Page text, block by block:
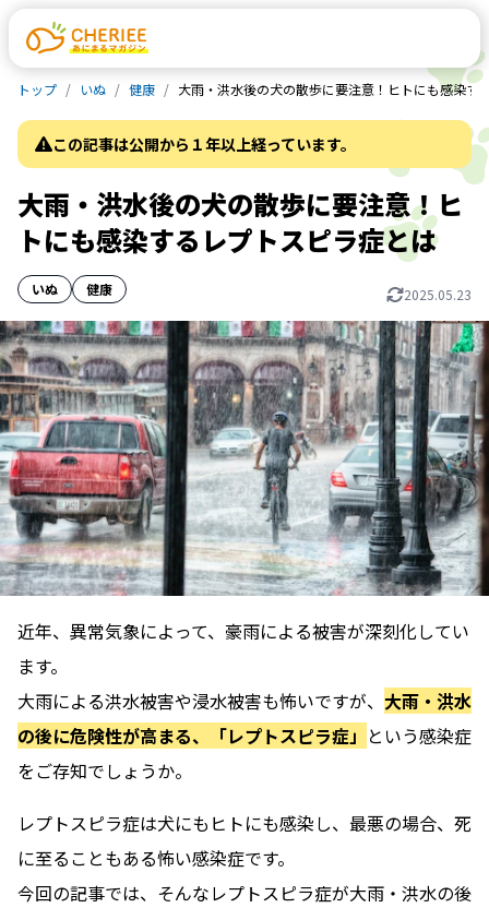
トップ いぬ 健康 大雨・洪水後の犬の散歩に要注意！ヒトにも感染す
この記事は公開から１年以上経っています。
大雨・洪水後の犬の散歩に要注意！ヒ
トにも感染するレプトスピラ症とは
いぬ 健康 2025.05.23
近年、異常気象によって、豪雨による被害が深刻化してい
ます。
大雨による洪水被害や浸水被害も怖いですが、 大雨・洪水
の後に危険性が高まる、「レプトスピラ症」 という感染症
をご存知でしょうか。
レプトスピラ症は犬にもヒトにも感染し、最悪の場合、死
に至ることもある怖い感染症です。
今回の記事では、そんなレプトスピラ症が大雨・洪水の後